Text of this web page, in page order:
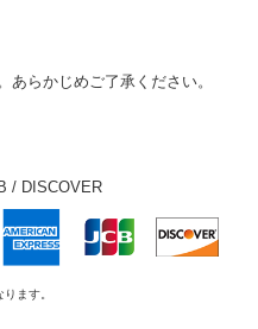
らかじめご了承ください。
/ DISCOVER
ます。